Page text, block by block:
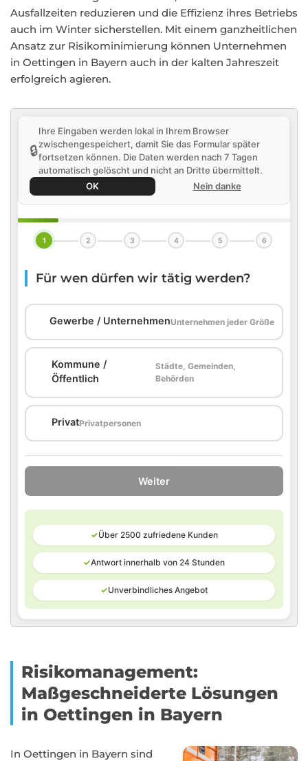
Ausfallzeiten reduzieren und die Effizienz ihres Betriebs
auch im Winter sicherstellen. Mit einem ganzheitlichen
Ansatz zur Risikominimierung können Unternehmen
in Oettingen in Bayern auch in der kalten Jahreszeit
erfolgreich agieren.
🔒
Ihre Eingaben werden lokal in Ihrem Browser
zwischengespeichert, damit Sie das Formular später
fortsetzen können. Die Daten werden nach 7 Tagen
automatisch gelöscht und nicht an Dritte übermittelt.
OK
Nein danke
1 2 3 4 5 6
Für wen dürfen wir tätig werden?
Gewerbe / UnternehmenUnternehmen jeder Größe
Kommune /
Öffentlich
Städte, Gemeinden,
Behörden
PrivatPrivatpersonen
Weiter
✓Über 2500 zufriedene Kunden
✓Antwort innerhalb von 24 Stunden
✓Unverbindliches Angebot
Risikomanagement:
Maßgeschneiderte Lösungen
in Oettingen in Bayern
In Oettingen in Bayern sind